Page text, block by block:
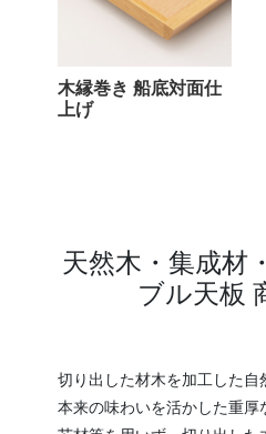
木縁巻き 船底対面仕
上げ
天然木・集成材
ブル天板
切り出した材木を加工した
本来の味わいを活かした重厚